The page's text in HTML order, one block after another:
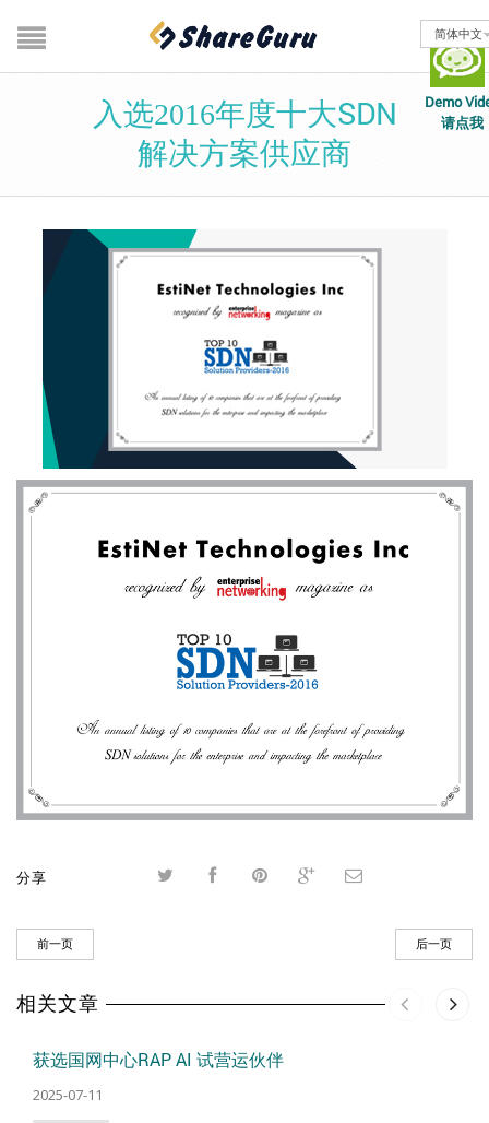
Demo
请点我
简体中文
入选2016年度十大SDN
解决方案供应商
分享
前一页 后一页
相关文章
获选国网中心RAP AI 试营运伙伴
2025-07-11